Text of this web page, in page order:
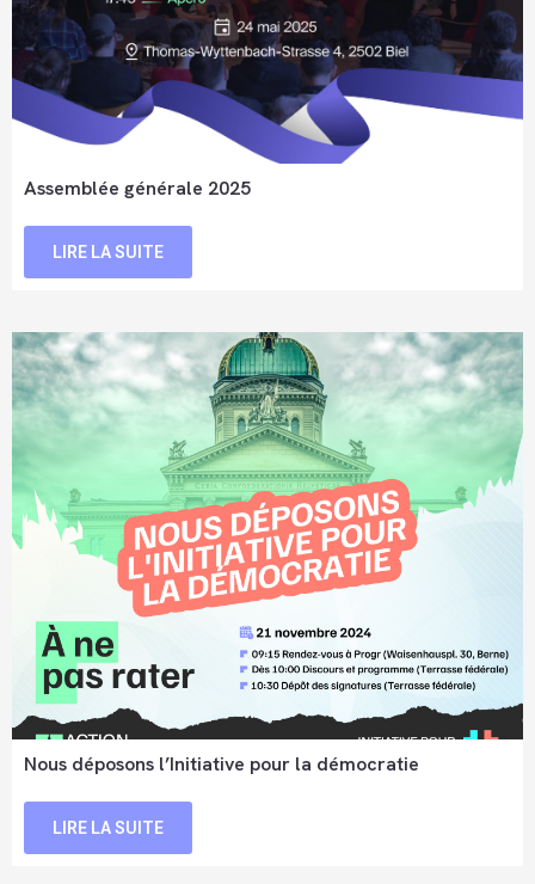
Assemblée générale 2025
LIRE LA SUITE
Nous déposons l’Initiative pour la démocratie
LIRE LA SUITE